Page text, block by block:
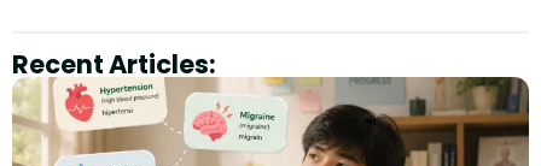
Recent Articles: